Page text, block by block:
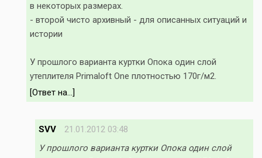
в некоторых размерах.
- второй чисто архивный - для описанных ситуаций и
истории
У прошлого варианта куртки Опока один слой
утеплителя Primaloft One плотностью 170г/м2.
[Ответ на...]
SVV
21.01.2012 03:48
У прошлого варианта куртки Опока один слой